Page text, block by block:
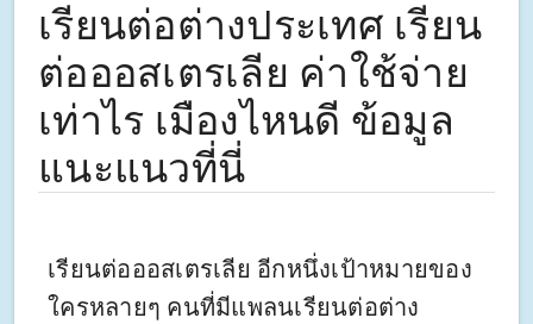
เรียนต่อต่างประเทศ เรียน
ต่อออสเตรเลีย ค่าใช้จ่าย
เท่าไร เมืองไหนดี ข้อมูล
แนะแนวที่นี่
เรียนต่อออสเตรเลีย อีกหนึ่งเป้าหมายของ
ใครหลายๆ คนที่มีแพลนเรียนต่อต่าง